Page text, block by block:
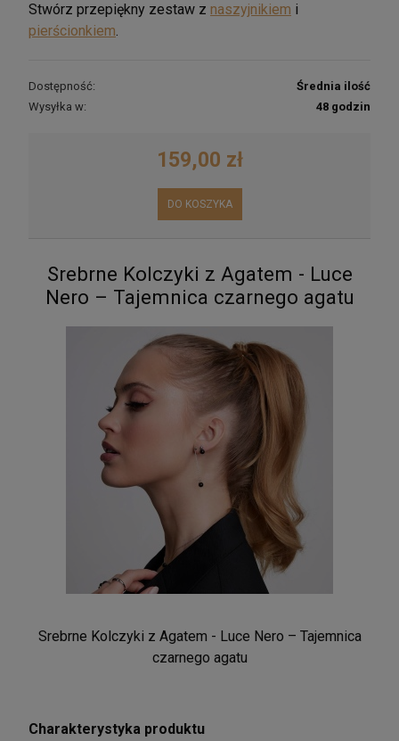
Stwórz przepiękny zestaw z naszyjnikiem i
pierścionkiem.
Dostępność:
Średnia ilość
Wysyłka w:
48 godzin
159,00 zł
DO KOSZYKA
Srebrne Kolczyki z Agatem - Luce
Nero – Tajemnica czarnego agatu
Srebrne Kolczyki z Agatem - Luce Nero – Tajemnica
czarnego agatu
Charakterystyka produktu